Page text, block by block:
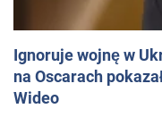
Ignoruje wojnę w
na Oscarach
Wideo